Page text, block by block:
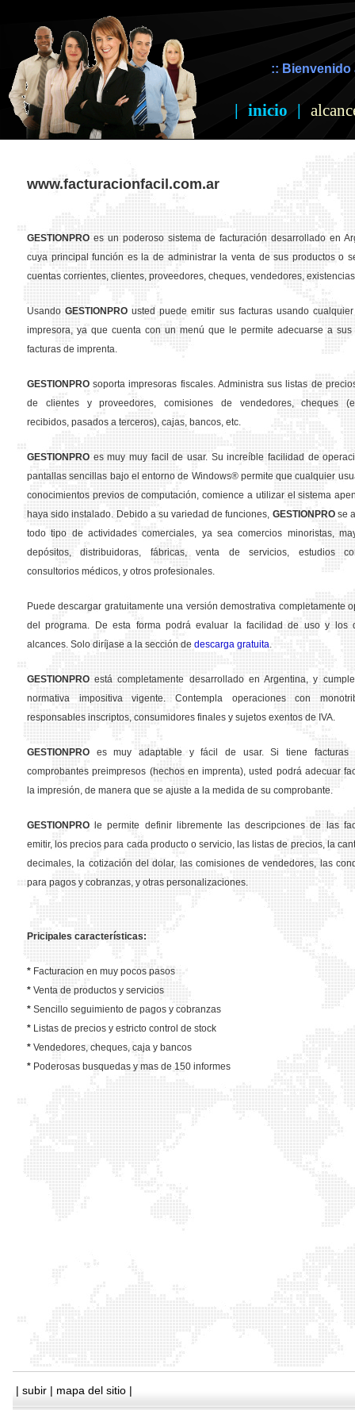
:: Bienvenido
| inicio |
www.facturacionfacil.com.ar
GESTION PRO es un poderoso sistema de facturación desarrollado en
cuya principal función es la de administrar la venta de sus productos o
cuentas corrientes, clientes, proveedores, cheques, vendedores,
Usando GESTION PRO usted puede emitir sus facturas usando
impresora, ya que cuenta con un menú que le permite adecuarse a sus
facturas de imprenta.
GESTION PRO soporta impresoras fiscales. Administra sus listas de
de clientes y proveedores, comisiones de vendedores, cheques
recibidos, pasados a terceros), cajas, bancos, etc.
GESTION PRO es muy muy facil de usar. Su increíble facilidad de
pantallas sencillas bajo el entorno de Windows® permite que cualquier
conocimientos previos de computación, comience a utilizar el sistema
haya sido instalado. Debido a su variedad de funciones, GESTION PROse
todo tipo de actividades comerciales, ya sea comercios minoristas,
depósitos, distribuidoras, fábricas, venta de servicios, estudios
consultorios médicos, y otros profesionales.
Puede descargar gratuitamente una versión demostrativa completamente
del programa. De esta forma podrá evaluar la facilidad de uso y los
alcances. Solo diríjase a la sección de descarga gratuita.
GESTION PRO está completamente desarrollado en Argentina, y
normativa impositiva vigente. Contempla operaciones con
responsables inscriptos, consumidores finales y sujetos exentos de IVA.
GESTION PRO es muy adaptable y fácil de usar. Si tiene facturas
comprobantes preimpresos (hechos en imprenta), usted podrá adecuar
la impresión, de manera que se ajuste a la medida de su comprobante.
GESTION PRO le permite definir libremente las descripciones de las
emitir, los precios para cada producto o servicio, las listas de precios, la
decimales, la cotización del dolar, las comisiones de vendedores, las
para pagos y cobranzas, y otras personalizaciones.
Pricipales características:
* Facturacion en muy pocos pasos
* Venta de productos y servicios
* Sencillo seguimiento de pagos y cobranzas
* Listas de precios y estricto control de stock
* Vendedores, cheques, caja y bancos
* Poderosas busquedas y mas de 150 informes
| subir | mapa del sitio |